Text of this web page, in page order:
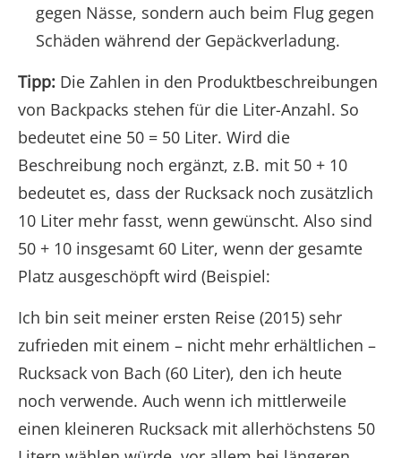
gegen Nässe, sondern auch beim Flug gegen
Schäden während der Gepäckverladung.
Tipp: Die Zahlen in den Produktbeschreibungen
von Backpacks stehen für die Liter-Anzahl. So
bedeutet eine 50 = 50 Liter. Wird die
Beschreibung noch ergänzt, z.B. mit 50 + 10
bedeutet es, dass der Rucksack noch zusätzlich
10 Liter mehr fasst, wenn gewünscht. Also sind
50 + 10 insgesamt 60 Liter, wenn der gesamte
Platz ausgeschöpft wird (Beispiel:
Ich bin seit meiner ersten Reise (2015) sehr
zufrieden mit einem – nicht mehr erhältlichen –
Rucksack von Bach (60 Liter), den ich heute
noch verwende. Auch wenn ich mittlerweile
einen kleineren Rucksack mit allerhöchstens 50